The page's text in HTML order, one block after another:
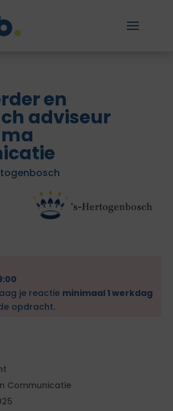
en
adviseur
je reactie minimaal 1 werkdag
opdracht.
Communicatie